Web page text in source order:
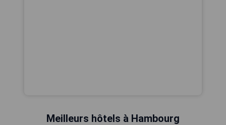
Meilleurs hôtels à Hambourg